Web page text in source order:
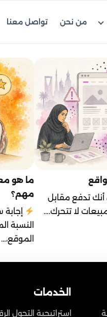
من نحن تواصل معنا
أنك تدفع مقابل
لا تتحرك.…
مهم؟
النسبة
الموقع،…
الخدمات
استراتيجية التحول